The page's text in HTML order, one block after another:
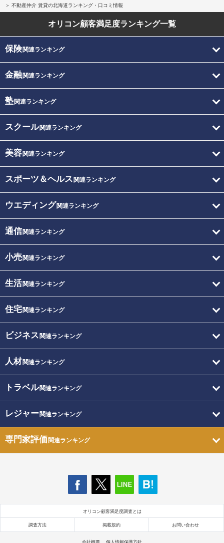
不動産仲介 賃貸の北海道ランキング・口コミ情報
オリコン顧客満足度ランキング一覧
保険関連ランキング
金融関連ランキング
塾関連ランキング
スクール関連ランキング
美容関連ランキング
スポーツ＆ヘルス 関連ランキング
ウエディング関連ランキング
通信関連ランキング
小売関連ランキング
生活関連ランキング
住宅関連ランキング
ビジネス 関連ランキング
人材関連ランキング
トラベル関連ランキング
レジャー関連ランキング
専門家評価関連ランキング
オリコン顧客満足度調査とは
調査方法 掲載規約 お問い合わせ
会社概要 個人情報保護方針